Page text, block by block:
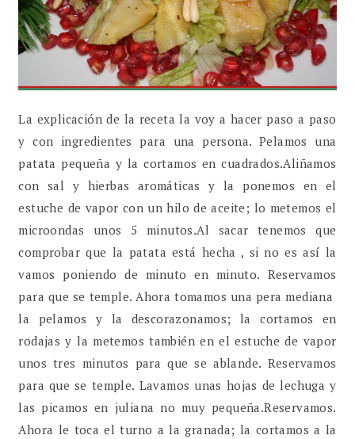
La explicación de la receta la voy a hacer paso a paso
y con ingredientes para una persona. Pelamos una
patata pequeña y la cortamos en cuadrados.Aliñamos
con sal y hierbas aromáticas y la ponemos en el
estuche de vapor con un hilo de aceite; lo metemos el
microondas unos 5 minutos.Al sacar tenemos que
comprobar que la patata está hecha , si no es así la
vamos poniendo de minuto en minuto. Reservamos
para que se temple. Ahora tomamos una pera mediana
la pelamos y la descorazonamos; la cortamos en
rodajas y la metemos también en el estuche de vapor
unos tres minutos para que se ablande. Reservamos
para que se temple. Lavamos unas hojas de lechuga y
las picamos en juliana no muy pequeña.Reservamos.
Ahora le toca el turno a la granada; la cortamos a la